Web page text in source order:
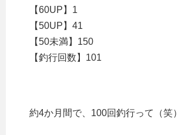
【60UP】1
【50UP】41
【50未満】150
【釣行回数】101
約4か月間で、100回釣行って（笑）